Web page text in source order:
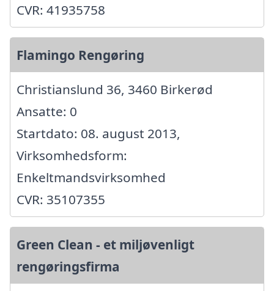
CVR: 41935758
Flamingo Rengøring
Christianslund 36, 3460 Birkerød
Ansatte: 0
Startdato: 08. august 2013,
Virksomhedsform:
Enkeltmandsvirksomhed
CVR: 35107355
Green Clean - et miljøvenligt
rengøringsfirma